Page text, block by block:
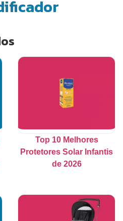
Top 10 Melhores
Protetores Solar Infantis
de 2026